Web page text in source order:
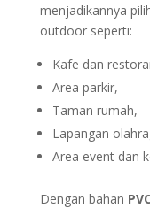
menjadikannya
outdoor seperti:
Kafe dan
Area parkir,
Taman rumah,
Lapangan
Area event dan
Dengan bahan